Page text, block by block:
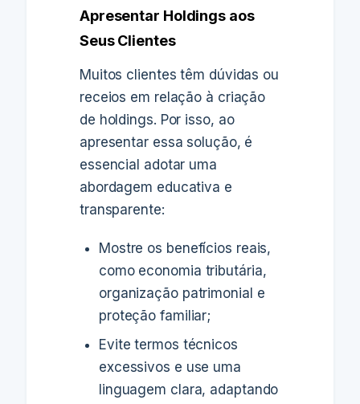
Apresentar Holdings aos
Seus Clientes
Muitos clientes têm dúvidas ou
receios em relação à criação
de holdings. Por isso, ao
apresentar essa solução, é
essencial adotar uma
abordagem educativa e
transparente:
Mostre os benefícios reais,
como economia tributária,
organização patrimonial e
proteção familiar;
Evite termos técnicos
excessivos e use uma
linguagem clara, adaptando